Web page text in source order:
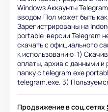
Windows Аккаунты
вводом Пол может быть
Зарегистрированы на
portable-версии Telegram
скачать с официального
к использованию: 1)
оплаты, архив с данными и
папку с telegram.exe
telegram.exe. 3)
Продвижение в соц.сетях